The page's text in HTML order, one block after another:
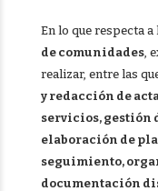
En lo que respecta
de comunidades,
realizar, entre las
y redacción de
servicios, gestión
elaboración de
seguimiento,
documentación